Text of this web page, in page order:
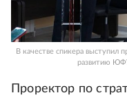
В качестве спикера выступил
развитию
Проректор по